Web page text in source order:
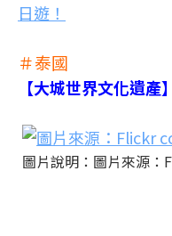
日遊！
＃泰國
【大城世界文化遺產】
圖片說明：圖片來源：